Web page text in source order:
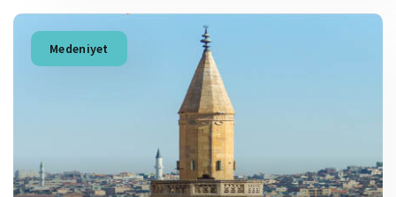
Medeniyet